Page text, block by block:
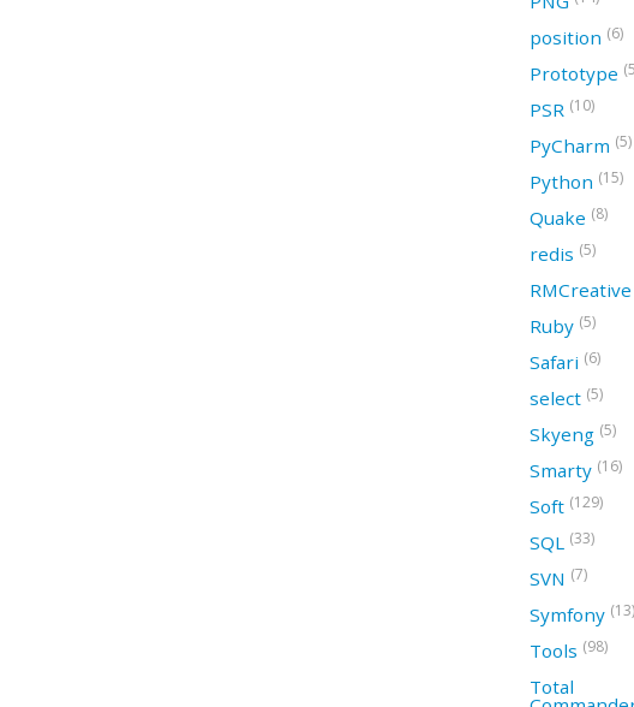
position (6)
Prototype
PSR (10)
PyCharm (5)
Python (15)
Quake (8)
redis (5)
RMCreative
Ruby (5)
Safari (6)
select (5)
Skyeng (5)
Smarty (16)
Soft (129)
SQL (33)
SVN (7)
Symfony (13)
Tools (98)
Total